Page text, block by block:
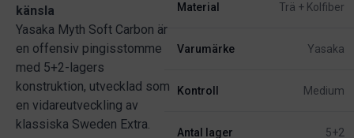
känsla
Yasaka Myth Soft Carbon är
en offensiv pingisstomme
med 5+2-lagers
konstruktion, utvecklad som
en vidareutveckling av
klassiska Sweden Extra.
Material Trä + Kolfiber
Varumärke Yasaka
Kontroll Medium
Antal lager 5+2